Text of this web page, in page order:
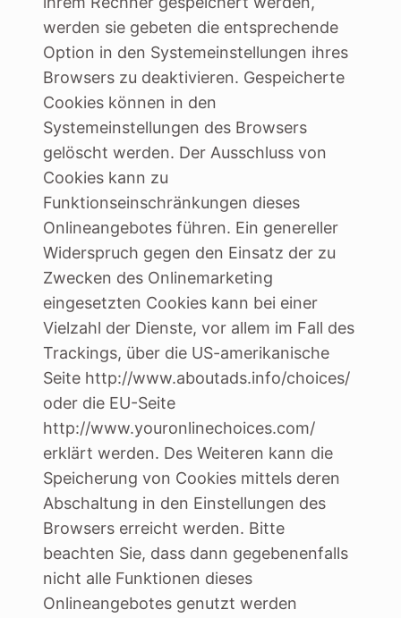
werden sie gebeten die entsprechende
Option in den Systemeinstellungen ihres
Browsers zu deaktivieren. Gespeicherte
Cookies können in den
Systemeinstellungen des Browsers
gelöscht werden. Der Ausschluss von
Cookies kann zu
Funktionseinschränkungen dieses
Onlineangebotes führen. Ein genereller
Widerspruch gegen den Einsatz der zu
Zwecken des Onlinemarketing
eingesetzten Cookies kann bei einer
Vielzahl der Dienste, vor allem im Fall des
Trackings, über die US-amerikanische
Seite http://www.aboutads.info/choices/
oder die EU-Seite
http://www.youronlinechoices.com/
erklärt werden. Des Weiteren kann die
Speicherung von Cookies mittels deren
Abschaltung in den Einstellungen des
Browsers erreicht werden. Bitte
beachten Sie, dass dann gegebenenfalls
nicht alle Funktionen dieses
Onlineangebotes genutzt werden